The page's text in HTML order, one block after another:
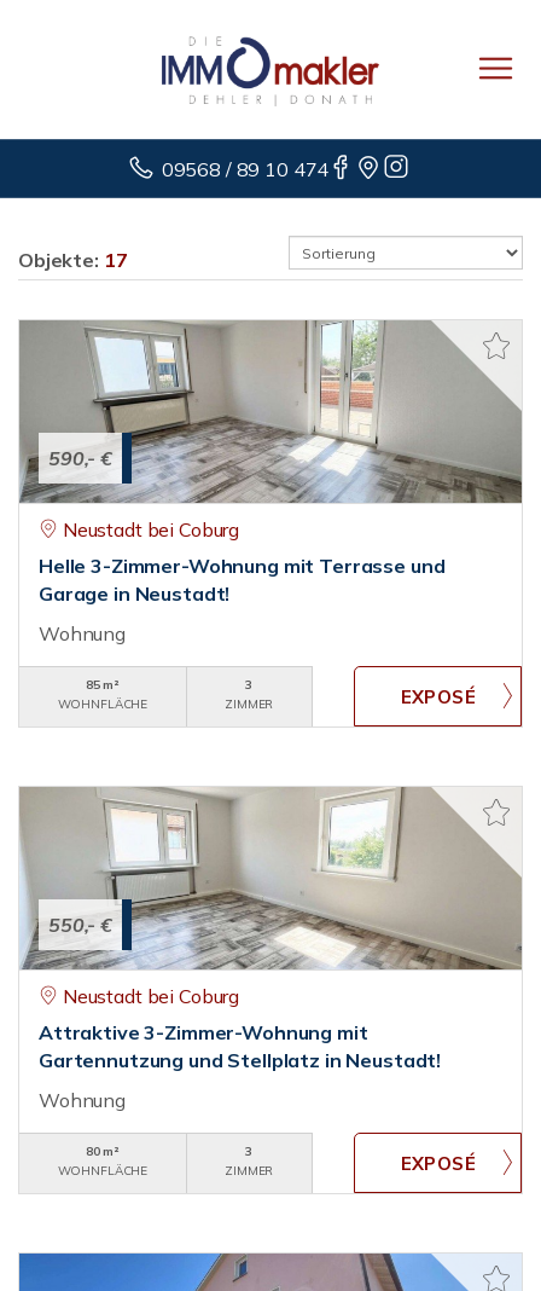
09568 / 89 10 474
Objekte: 17
590,- €
Neustadt bei Coburg
Helle 3-Zimmer-Wohnung mit Terrasse und
Garage in Neustadt!
Wohnung
85 m²
WOHNFLÄCHE
3
ZIMMER
550,- €
Neustadt bei Coburg
Attraktive 3-Zimmer-Wohnung mit
Gartennutzung und Stellplatz in Neustadt!
Wohnung
80 m²
WOHNFLÄCHE
3
ZIMMER